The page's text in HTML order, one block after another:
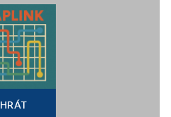
HRÁT